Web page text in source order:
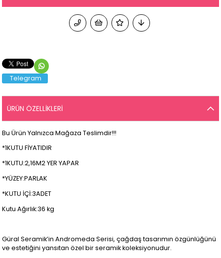
Telegram
ÜRÜN ÖZELLIKLERI
Bu Ürün Yalnızca Mağaza Teslimdir!!!
*1KUTU FİYATIDIR
*1KUTU:2,16M2 YER YAPAR
*YÜZEY:PARLAK
*KUTU İÇİ:3ADET
Kutu Ağırlık:36 kg
Güral Seramik’in Andromeda Serisi, çağdaş tasarımın özgünlüğünü
ve estetiğini yansıtan özel bir seramik koleksiyonudur.